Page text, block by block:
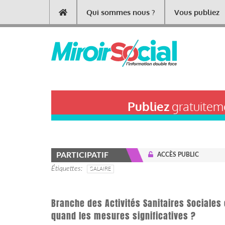
contenu
Main
navigation
Qui sommes nous ? Vous publiez
Publiez
PARTICIPATIF ACCÈS PUBLIC
Étiquettes SALAIRE
Branche des Activités Sanitaires
quand les mesures significatives ?